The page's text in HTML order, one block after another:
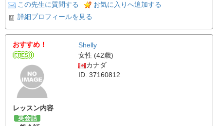
この先生に質問する
お気に入りへ追加する
詳細プロフィールを見る
おすすめ！
Shelly
女性 (42歳)
カナダ
ID: 37160812
レッスン内容
英会話